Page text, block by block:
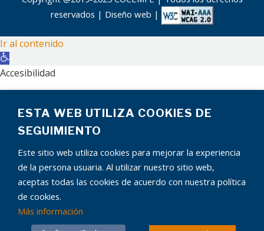
reservados | Diseño web |
ESTA WEB UTILIZA COOKIES DE
SEGUIMIENTO
Este sitio web utiliza cookies para mejorar la experiencia
de la persona usuaria. Al utilizar nuestro sitio web,
aceptas todas las cookies de acuerdo con nuestra política
de cookies.
Más información
Ir al contenido
Abrir
barra
de
Accesibilidad
Disminuir texto
Escala de grises
Contraste negativo
Fondo claro
Subrayar enlaces
Fuente legible
Restablecer